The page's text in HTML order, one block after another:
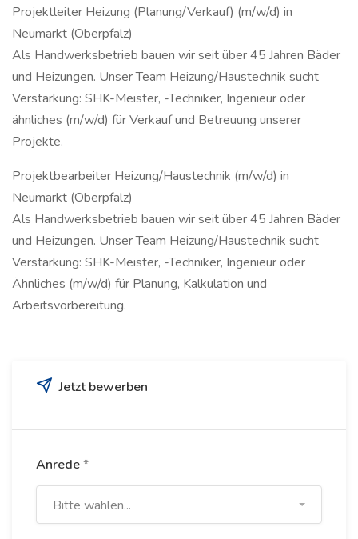
Projektleiter Heizung (Planung/Verkauf) (m/w/d) in
Neumarkt (Oberpfalz)
Als Handwerksbetrieb bauen wir seit über 45 Jahren Bäder
und Heizungen. Unser Team Heizung/Haustechnik sucht
Verstärkung: SHK-Meister, -Techniker, Ingenieur oder
ähnliches (m/w/d) für Verkauf und Betreuung unserer
Projekte.
Projektbearbeiter Heizung/Haustechnik (m/w/d) in
Neumarkt (Oberpfalz)
Als Handwerksbetrieb bauen wir seit über 45 Jahren Bäder
und Heizungen. Unser Team Heizung/Haustechnik sucht
Verstärkung: SHK-Meister, -Techniker, Ingenieur oder
Ähnliches (m/w/d) für Planung, Kalkulation und
Arbeitsvorbereitung.
Jetzt bewerben
Anrede*
Bitte wählen...